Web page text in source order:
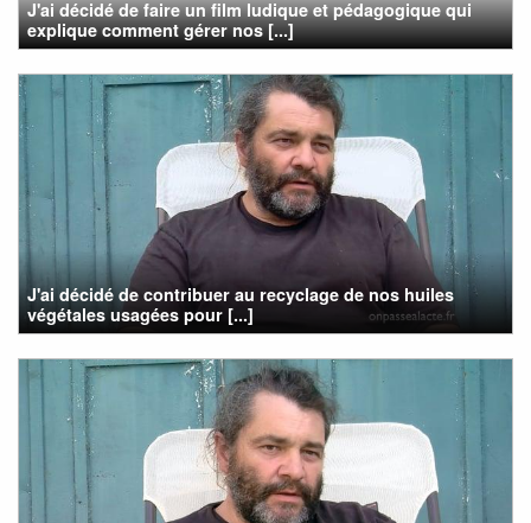
J'ai décidé de faire un film ludique et pédagogique qui
explique comment gérer nos [...]
J'ai décidé de contribuer au recyclage de nos huiles
végétales usagées pour [...]